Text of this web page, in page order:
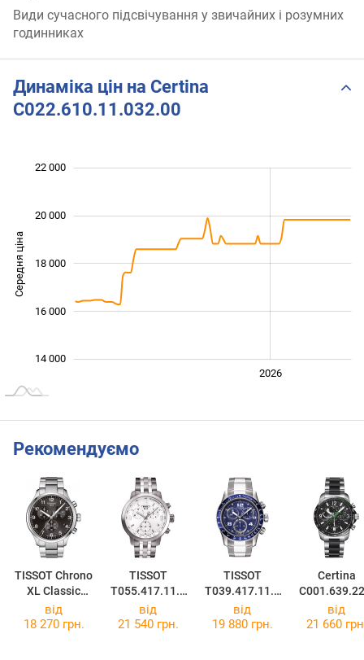
Види сучасного підсвічування у звичайних і розумних
годинниках
Динаміка цін на Certina
C022.610.11.032.00
Середня ціна 14 000
14 000
16 000
18 000
20 000
22 000
2026
Рекомендуємо
TISSOT Chrono
XL Classic
T116.617.11.0
57.01
TISSOT
T055.417.11.0
17.00
TISSOT
T039.417.11.0
47.02
Certina
07.02
від
18 270 грн.
від
21 540 грн.
від
19 880 грн.
від
21 660